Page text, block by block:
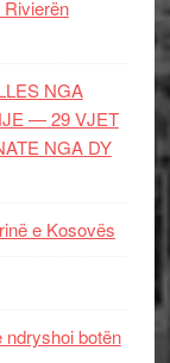
NGA
— 29 VJET
NGA DY
e Kosovës
botën